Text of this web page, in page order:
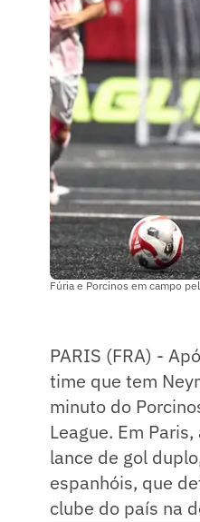
Fúria e Porcinos em campo
PARIS (FRA) -
time que tem
minuto do
League. Em
lance de gol
espanhóis, que
clube do país na